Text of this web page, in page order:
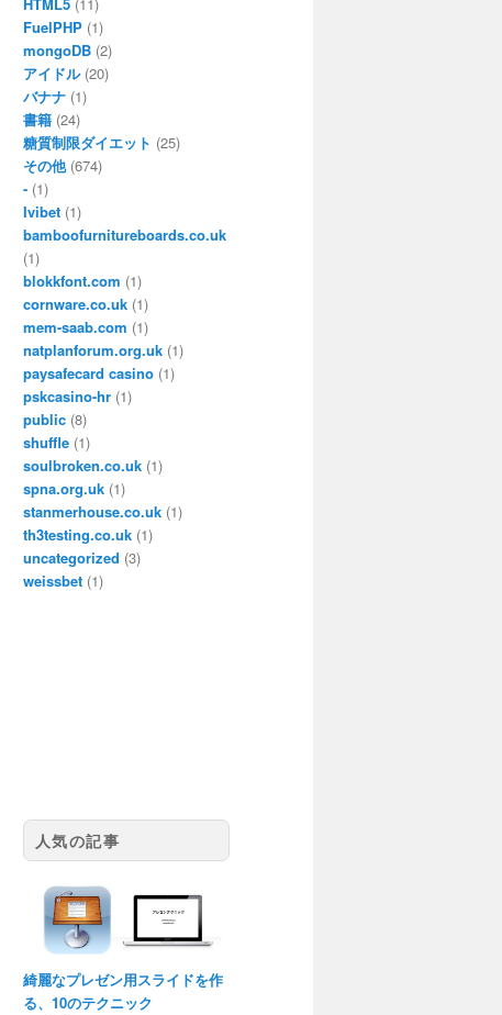
HTML5 (11)
FuelPHP (1)
mongoDB (2)
アイドル(20)
バナナ (1)
書籍 (24)
糖質制限ダイエット (25)
その他(674)
- (1)
Ivibet (1)
bamboofurnitureboards.co.uk
(1)
blokkfont.com (1)
cornware.co.uk (1)
mem-saab.com (1)
natplanforum.org.uk (1)
paysafecard casino (1)
pskcasino-hr (1)
public (8)
shuffle (1)
soulbroken.co.uk (1)
spna.org.uk (1)
stanmerhouse.co.uk (1)
th3testing.co.uk (1)
uncategorized (3)
weissbet (1)
人気の記事
綺麗なプレゼン用スライドを作
る、10のテクニック